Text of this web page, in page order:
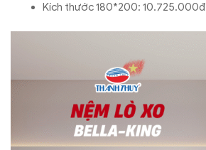
Kích thước 180*200: 10.725.000đ